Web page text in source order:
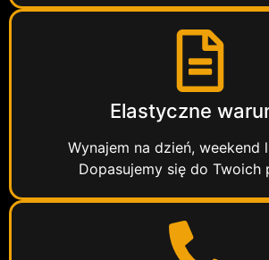
Elastyczne
Wynajem na dzień, weekend
Dopasujemy się do Twoich